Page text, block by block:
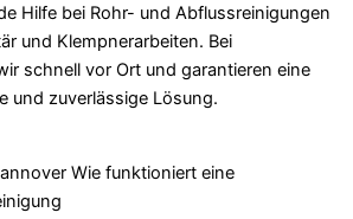
Hilfe bei Rohr- und Abflussreinigungen
und Klempnerarbeiten. Bei
schnell vor Ort und garantieren eine
und zuverlässige Lösung.